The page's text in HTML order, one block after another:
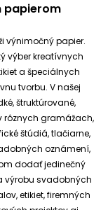
papierom
výnimočný papier.
výber kreatívnych
a špeciálnych
tvorbu. V našej
štruktúrované,
rôznych gramážach,
štúdiá, tlačiarne,
oznámení,
dodať jedinečný
výrobu svadobných
etikiet, firemných